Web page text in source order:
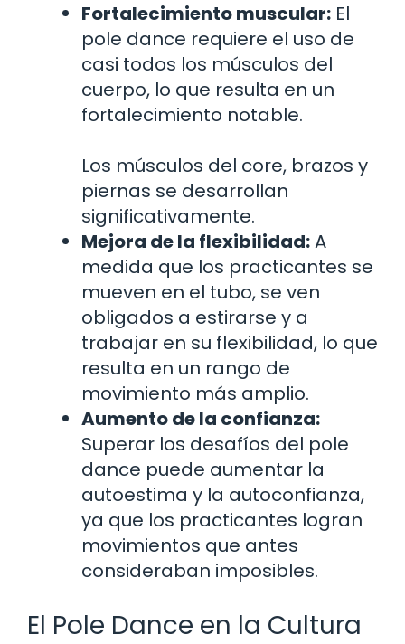
Fortalecimiento muscular: El
pole dance requiere el uso de
casi todos los músculos del
cuerpo, lo que resulta en un
fortalecimiento notable.
Los músculos del core, brazos y
piernas se desarrollan
significativamente.
Mejora de la flexibilidad:A
medida que los practicantes se
mueven en el tubo, se ven
obligados a estirarse y a
trabajar en su flexibilidad, lo que
resulta en un rango de
movimiento más amplio.
Aumento de la confianza:
Superar los desafíos del pole
dance puede aumentar la
autoestima y la autoconfianza,
ya que los practicantes logran
movimientos que antes
consideraban imposibles.
El Pole Dance en la Cultura